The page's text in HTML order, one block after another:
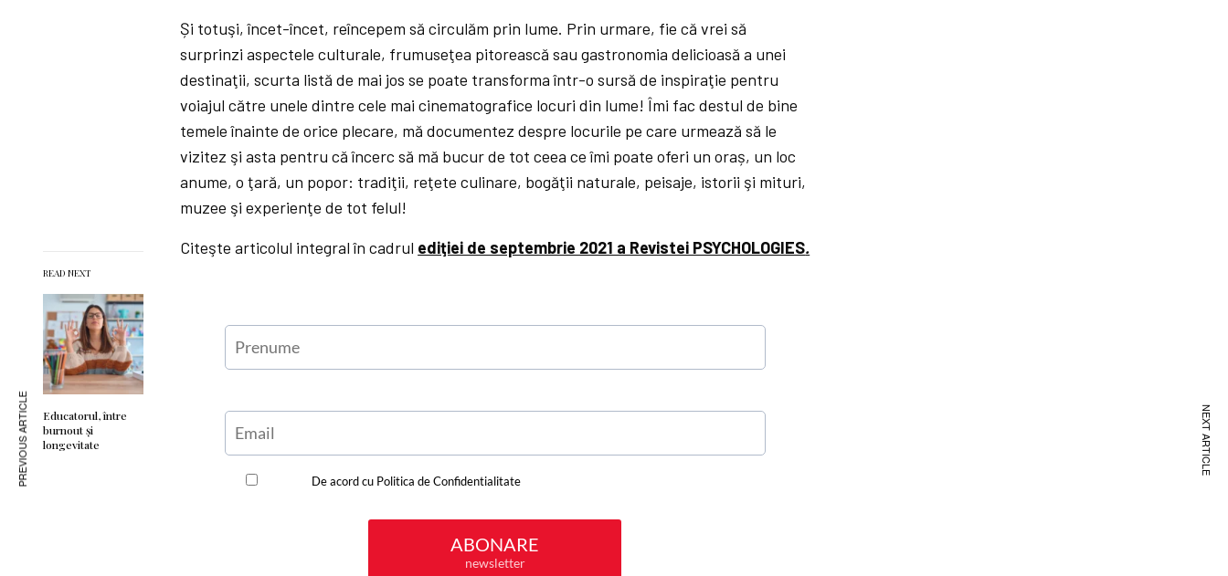
READ NEXT
Educatorul, între
burnout şi
longevitate
Și totuşi, încet-încet, reîncepem să circulăm prin lume. Prin urmare, fie că vrei să
surprinzi aspectele culturale, frumuseţea pitorească sau gastronomia delicioasă a unei
destinaţii, scurta listă de mai jos se poate transforma într-o sursă de inspiraţie pentru
voiajul către unele dintre cele mai cinematografice locuri din lume! Îmi fac destul de bine
temele înainte de orice plecare, mă documentez despre locurile pe care urmează să le
vizitez şi asta pentru că încerc să mă bucur de tot ceea ce îmi poate oferi un oraș, un loc
anume, o ţară, un popor: tradiţii, reţete culinare, bogăţii naturale, peisaje, istorii şi mituri,
muzee şi experienţe de tot felul!
Citeşte articolul integral în cadrul ediţiei de septembrie 2021 a Revistei PSYCHOLOGIES.
PREVIOUS ARTICLE NEXT ARTICLE